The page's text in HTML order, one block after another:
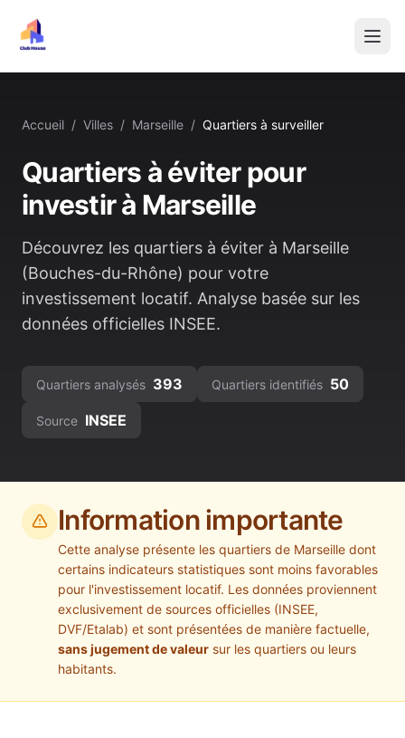
Accueil / Villes / Marseille / Quartiers à surveiller
Quartiers à éviter pour
investir à Marseille
Découvrez les quartiers à éviter à Marseille
(Bouches-du-Rhône) pour votre
investissement locatif. Analyse basée sur les
données officielles INSEE.
Quartiers analysés 393 Quartiers identifiés 50
Source INSEE
Information importante
Cette analyse présente les quartiers de Marseille dont
certains indicateurs statistiques sont moins favorables
pour l'investissement locatif. Les données proviennent
exclusivement de sources officielles (INSEE,
DVF/Etalab) et sont présentées de manière factuelle,
sans jugement de valeur sur les quartiers ou leurs
habitants.